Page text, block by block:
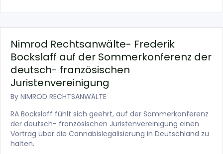
Nimrod Rechtsanwälte- Frederik
Bockslaff auf der Sommerkonferenz der
deutsch- französischen
Juristenvereinigung
By NIMROD RECHTSANWÄLTE
RA Bockslaff fühlt sich geehrt, auf der Sommerkonferenz
der deutsch- französischen Juristenvereinigung einen
Vortrag über die Cannabislegalisierung in Deutschland zu
halten.